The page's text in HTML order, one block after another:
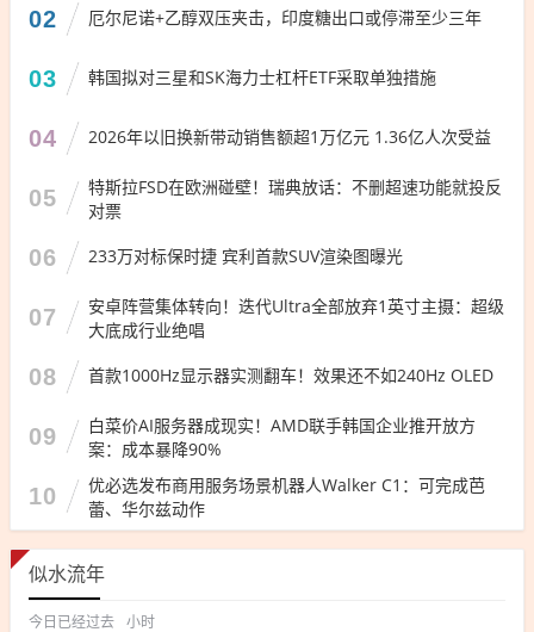
02 厄尔尼诺+乙醇双压夹击，印度糖出口或停滞至少三年
03 韩国拟对三星和SK海力士杠杆ETF采取单独措施
04 2026年以旧换新带动销售额超1万亿元 1.36亿人次受益
05
特斯拉FSD在欧洲碰壁！瑞典放话：不删超速功能就投反
对票
06 233万对标保时捷 宾利首款SUV渲染图曝光
07
安卓阵营集体转向！迭代Ultra全部放弃1英寸主摄：超级
大底成行业绝唱
08 首款1000Hz显示器实测翻车！效果还不如240Hz OLED
09
白菜价AI服务器成现实！AMD联手韩国企业推开放方
案：成本暴降90%
10
优必选发布商用服务场景机器人Walker C1：可完成芭
蕾、华尔兹动作
似水流年
今日已经过去 小时